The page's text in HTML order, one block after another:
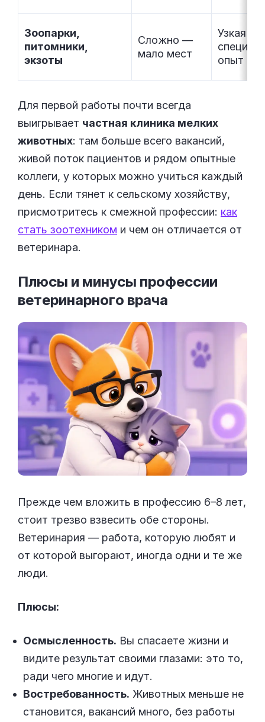
Зоопарки,
питомники,
экзоты
Сложно —
мало мест
Узкая
опыт
Для первой работы почти всегда
выигрывает частная клиника мелких
животных: там больше всего вакансий,
живой поток пациентов и рядом опытные
коллеги, у которых можно учиться каждый
день. Если тянет к сельскому хозяйству,
присмотритесь к смежной профессии: как
стать зоотехником и чем он отличается от
ветеринара.
Плюсы и минусы профессии
ветеринарного врача
Прежде чем вложить в профессию 6–8 лет,
стоит трезво взвесить обе стороны.
Ветеринария — работа, которую любят и
от которой выгорают, иногда одни и те же
люди.
Плюсы:
Осмысленность. Вы спасаете жизни и
видите результат своими глазами: это то,
ради чего многие и идут.
Востребованность. Животных меньше не
становится, вакансий много, без работы